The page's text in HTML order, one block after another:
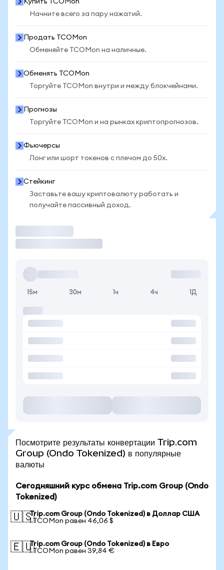
Купить TCOMon
Начните всего за пару нажатий.
Продать TCOMon
Обменяйте TCOMon на наличные.
Обменять TCOMon
Торгуйте TCOMon внутри и между блокчейнами.
Прогнозы
Торгуйте TCOMon и на рынках криптопрогнозов.
Фьючерсы
Лонг или шорт токенов с плечом до 50x.
Стейкинг
Заставьте вашу криптовалюту работать и
получайте пассивный доход.
15м 30м 1ч 4ч 1Д
Посмотрите результаты конвертации Trip.com
Group (Ondo Tokenized) в популярные
валюты
Сегодняшний курс обмена Trip.com Group (Ondo
Tokenized)
🇺🇸Trip.com Group (Ondo Tokenized) в Доллар США
1 TCOMon равен 46,06 $
🇪🇺Trip.com Group (Ondo Tokenized) в Евро
1 TCOMon равен 39,84 €